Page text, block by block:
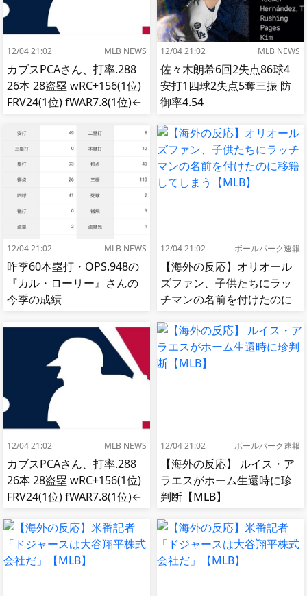
12/04 21:02 MLB NEWS
カブスPCAさん、打率.288
26本 28盗塁 wRC+156(1位)
FRV24(1位) fWAR7.8(1位)←
12/04 21:02 MLB NEWS
佐々木朗希6回2失点86球4
安打1四球2失点5奪三振 防
御率4.54
12/04 21:02 MLB NEWS
昨季60本塁打・OPS.948の
『カル・ローリー』さんの
今季の成績
12/04 21:02 ボールパーク速報
【海外の反応】オリオール
ズファン、子供たちにラッ
チマンの名前を付けたのに
12/04 21:02 MLB NEWS
カブスPCAさん、打率.288
26本 28盗塁 wRC+156(1位)
FRV24(1位) fWAR7.8(1位)←
12/04 21:02 ボールパーク速報
【海外の反応】 ルイス・ア
ラエスがホーム生還時に珍
判断【MLB】